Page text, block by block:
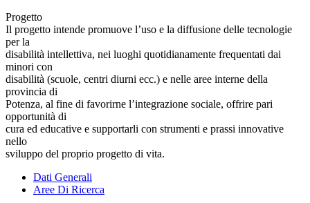
Progetto
Il progetto intende promuove l’uso e la diffusione delle tecnologie
per la
disabilità intellettiva, nei luoghi quotidianamente frequentati dai
minori con
disabilità (scuole, centri diurni ecc.) e nelle aree interne della
provincia di
Potenza, al fine di favorirne l’integrazione sociale, offrire pari
opportunità di
cura ed educative e supportarli con strumenti e prassi innovative
nello
sviluppo del proprio progetto di vita.
Dati Generali
Aree Di Ricerca